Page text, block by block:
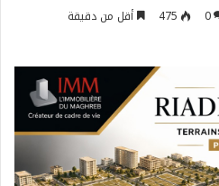
0
475 أقل من دقيقة